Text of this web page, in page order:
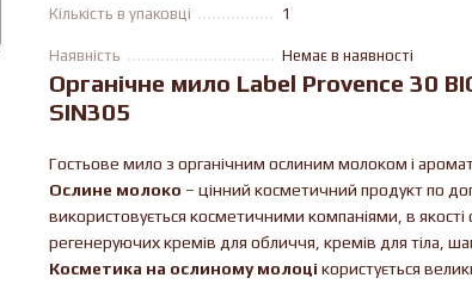
Кількість в упаковці 1
Наявність Немає в наявності
Органічне мило Label Provence 30
SIN305
Гостьове мило з органічним ослиним молоком і
Ослине молоко – цінний косметичний продукт по
використовується косметичними компаніями, в
регенеруючих кремів для обличчя, кремів для тіла,
Косметика на ослиному молоці користується